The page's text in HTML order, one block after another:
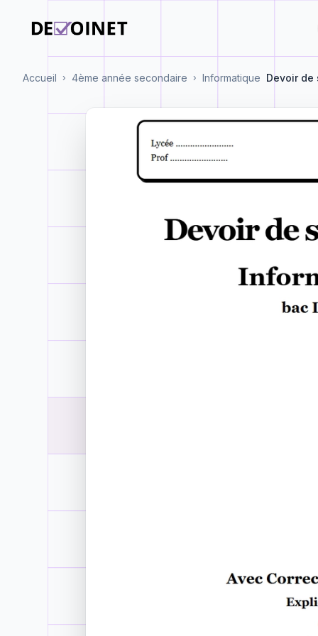
Accueil › 4ème année secondaire › Informatique Devoir de